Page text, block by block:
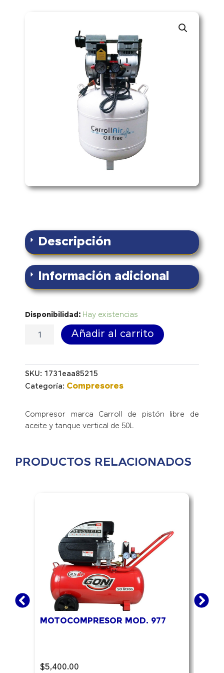
Descripción
Información adicional
Disponibilidad: Hay existencias
Compresor
médico
Añadir al carrito
SKU: 1731eaa85215
Categoría: Compresores
Compresor marca Carroll de pistón libre de
aceite y tanque vertical de 50L
PRODUCTOS RELACIONADOS
MOTOCOMPRESOR MOD. 977
$5,400.00